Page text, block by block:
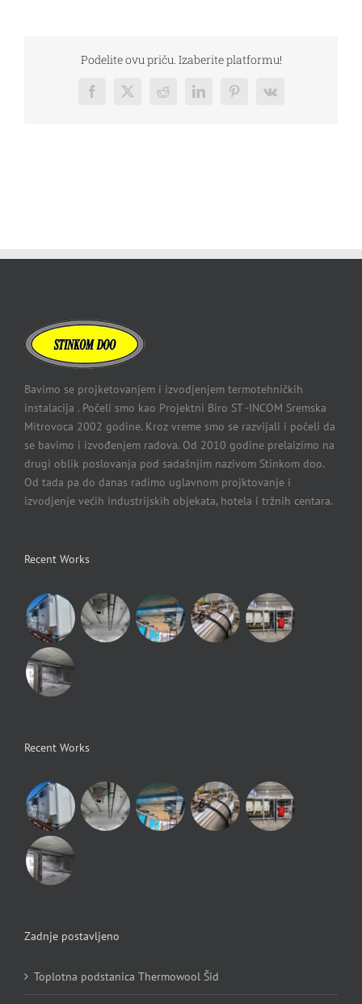
Podelite ovu priču. Izaberite platformu!
FacebookTwitterRedditLinkedInPinterest
Vk
Bavimo se projketovanjem i izvodjenjem termotehničkih
instalacija . Počeli smo kao Projektni Biro ST -INCOM Sremska
Mitrovoca 2002 godine. Kroz vreme smo se razvijali i počeli da
se bavimo i izvođenjem radova. Od 2010 godine prelaizimo na
drugi oblik poslovanja pod sadašnjim nazivom Stinkom doo.
Od tada pa do danas radimo uglavnom projktovanje i
izvodjenje većih industrijskih objekata, hotela i tržnih centara.
Recent Works
Recent Works
Zadnje postavljeno
Toplotna podstanica Thermowool Šid